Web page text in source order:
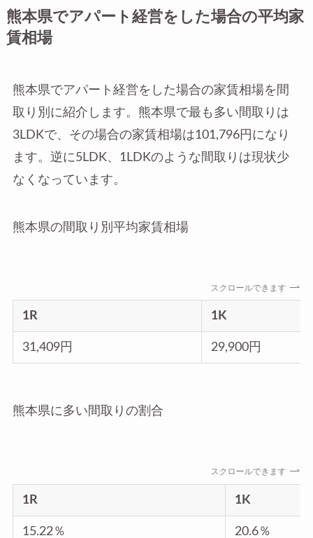
熊本県でアパート経営をした場合の平均家
賃相場
熊本県でアパート経営をした場合の家賃相場を間
取り別に紹介します。熊本県で最も多い間取りは
3LDKで、その場合の家賃相場は101,796円になり
ます。逆に5LDK、1LDKのような間取りは現状少
なくなっています。
熊本県の間取り別平均家賃相場
スクロールできます
1R 1K
31,409円 29,900円
熊本県に多い間取りの割合
スクロールできます
1R 1K
15.22％ 20.6％